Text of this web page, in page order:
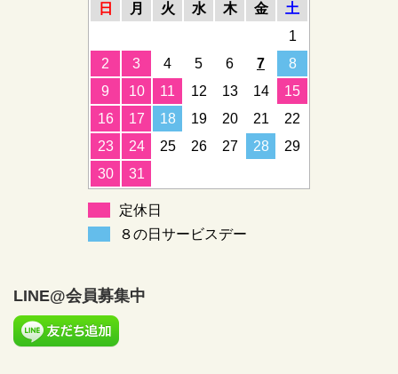
日
月 火 水 木 金
土
1
2
3 4 5 6 7
8
9
10 11 12 13 14
15
16
17 18 19 20 21
22
23
24 25 26 27 28
29
30
31
定休日
８の日サービスデー
LINE@会員募集中